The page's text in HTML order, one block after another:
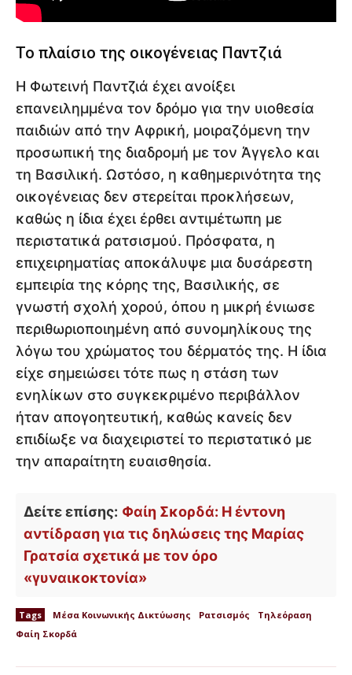
Το πλαίσιο της οικογένειας Παντζιά
Η Φωτεινή Παντζιά έχει ανοίξει
επανειλημμένα τον δρόμο για την υιοθεσία
παιδιών από την Αφρική, μοιραζόμενη την
προσωπική της διαδρομή με τον Άγγελο και
τη Βασιλική. Ωστόσο, η καθημερινότητα της
οικογένειας δεν στερείται προκλήσεων,
καθώς η ίδια έχει έρθει αντιμέτωπη με
περιστατικά ρατσισμού. Πρόσφατα, η
επιχειρηματίας αποκάλυψε μια δυσάρεστη
εμπειρία της κόρης της, Βασιλικής, σε
γνωστή σχολή χορού, όπου η μικρή ένιωσε
περιθωριοποιημένη από συνομηλίκους της
λόγω του χρώματος του δέρματός της. Η ίδια
είχε σημειώσει τότε πως η στάση των
ενηλίκων στο συγκεκριμένο περιβάλλον
ήταν απογοητευτική, καθώς κανείς δεν
επιδίωξε να διαχειριστεί το περιστατικό με
την απαραίτητη ευαισθησία.
Δείτε επίσης: Φαίη Σκορδά: Η έντονη
αντίδραση για τις δηλώσεις της Μαρίας
Γρατσία σχετικά με τον όρο
«γυναικοκτονία»
Tags Μέσα Κοινωνικής Δικτύωσης Ρατσισμός
Τηλεόραση
Φαίη Σκορδά